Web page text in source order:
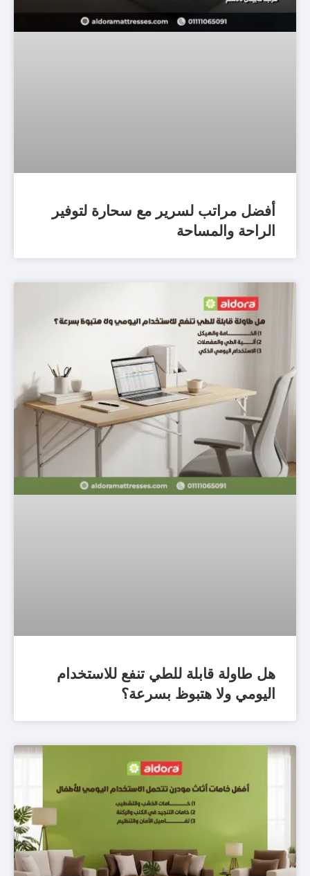
أفضل مراتب لسرير مع سحارة لتوفير
الراحة والمساحة
هل طاولة قابلة للطي تنفع للاستخدام
اليومي ولا هتبوظ بسرعة؟